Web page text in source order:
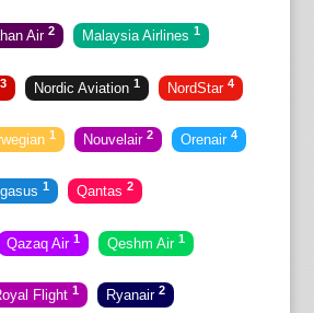
Air 2 Malaysia Airlines 1
3 Nordic Aviation 1 NordStar 4
1 Nouvelair 2 Orenair 4
1 Qantas 2
Qazaq Air 1 Qeshm Air 1
Flight 1 Ryanair 2